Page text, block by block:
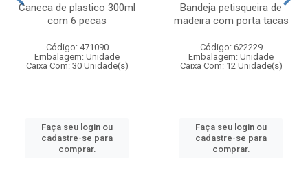
Caneca de plastico 300ml
com 6 pecas
Código: 471090
Embalagem: Unidade
Caixa Com: 30 Unidade(s)
Faça seu login ou
cadastre-se para
comprar.
Bandeja petisqueira de
madeira com porta tacas
Código: 622229
Embalagem: Unidade
Caixa Com: 12 Unidade(s)
Faça seu login ou
cadastre-se para
comprar.